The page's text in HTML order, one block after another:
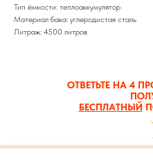
Тип ёмкости: теплоаккумулятор
Материал бака: углеродистая сталь
Литраж: 4500 литров
ОТВЕТЬТЕ НА 4
БЕСПЛАТНЫЙ